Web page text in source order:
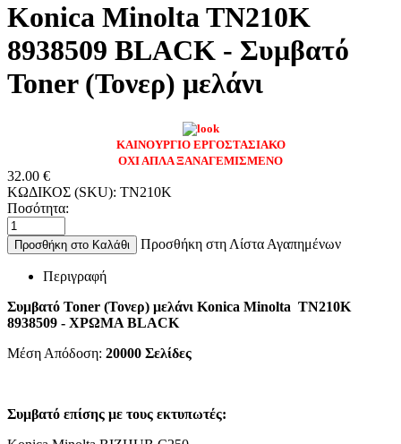
Konica Minolta TN210K
8938509 BLACK - Συμβατό
Toner (Τονερ) μελάνι
ΚΑΙΝΟΥΡΓΙΟ ΕΡΓΟΣΤΑΣΙΑΚΟ
ΟΧΙ ΑΠΛΑ ΞΑΝΑΓΕΜΙΣΜΕΝΟ
32.00 €
ΚΩΔΙΚΟΣ (SKU): TN210K
Ποσότητα:
Προσθήκη στο Καλάθι Προσθήκη στη Λίστα Αγαπημένων
Περιγραφή
Συμβατό Toner (Τονερ) μελάνι Konica Minolta TN210K
8938509 - ΧΡΩΜΑ BLACK
Μέση Απόδοση: 20000 Σελίδες
Συμβατό επίσης με τους εκτυπωτές: